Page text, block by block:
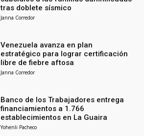
tras doblete sísmico
Janna Corredor
Venezuela avanza en plan
estratégico para lograr certificación
libre de fiebre aftosa
Janna Corredor
Banco de los Trabajadores entrega
financiamientos a 1.766
establecimientos en La Guaira
Yohenli Pacheco